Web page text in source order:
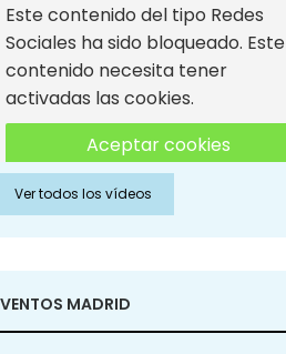
Este contenido del tipo Redes
Sociales ha sido bloqueado. Este
contenido necesita tener
activadas las cookies.
Aceptar cookies
Aceptar cookies de Redes
Sociales
Ver todos los vídeos
MADRID